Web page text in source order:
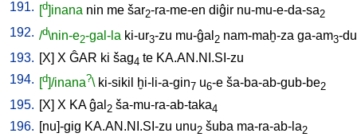
191. [d]inana nin me šar2-ra-me-en diĝir nu-mu-e-da-sa2
192. /d\nin-e2-gal-la ki-ur3-zu mu-ĝal 2 nam-maḫ-za ga-am3-
193. [X] X ĜAR ki šag4 te KA.AN.NI.SI-zu
194. [d]/inana?\ ki-sikil ḫi-li-a-gin7 u6-e ša-ba-ab-gub-be2
195. [X] X KA ĝal 2 ša-mu-ra-ab-taka4
196. [nu]-gig KA.AN.NI.SI-zu unu2 šuba ma-ra-ab-la2